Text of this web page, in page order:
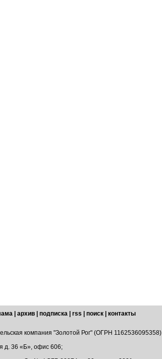
архив подписка rss поиск
контакты
компания "Золотой Рог" (ОГРН 1162536095358)
д. 36 «Б», офис 606;